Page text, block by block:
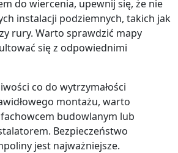
do wiercenia, upewnij się, że nie
instalacji podziemnych, takich jak
rury. Warto sprawdzić mapy
się z odpowiednimi
co do wytrzymałości
montażu, warto
budowlanym lub
Bezpieczeństwo
jest najważniejsze.